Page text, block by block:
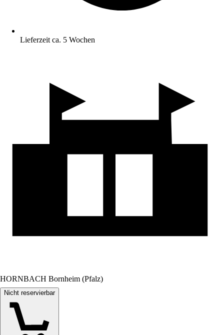
Lieferzeit ca. 5 Wochen
HORNBACH Bornheim (Pfalz)
Nicht reservierbar